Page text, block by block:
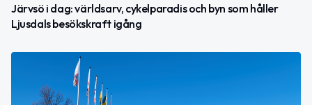
Järvsö i dag: världsarv, cykelparadis och byn som håller
Ljusdals besökskraft igång